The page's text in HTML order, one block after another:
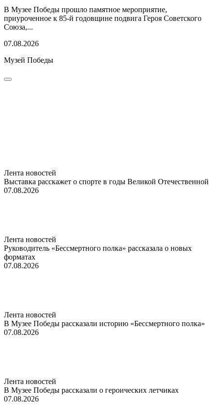
В Музее Победы прошло памятное мероприятие,
приуроченное к 85-й годовщине подвига Героя Советского
Союза,...
07.08.2026
Музей Победы
Лента новостей
Выставка расскажет о спорте в годы Великой Отечественной
07.08.2026
Лента новостей
Руководитель «Бессмертного полка» рассказала о новых
форматах
07.08.2026
Лента новостей
В Музее Победы рассказали историю «Бессмертного полка»
07.08.2026
Лента новостей
В Музее Победы рассказали о героических летчиках
07.08.2026